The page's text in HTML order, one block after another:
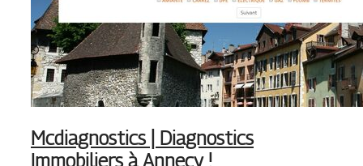
Mcdiag­nostics | Diagnostics
Immobiliers à Annecy !